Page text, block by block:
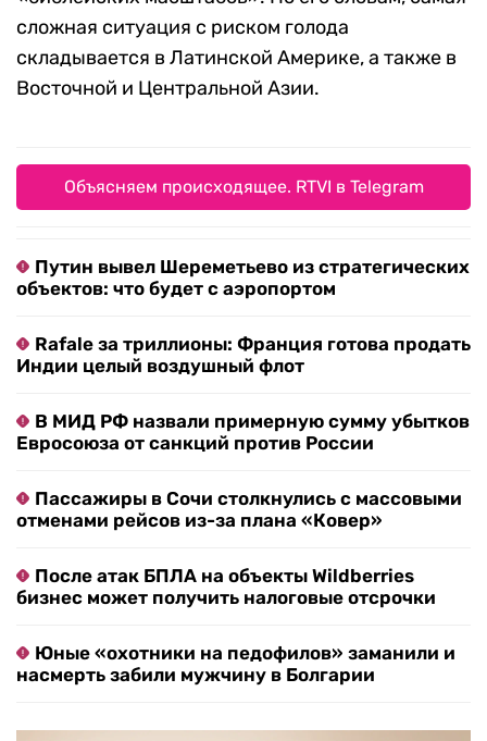
сложная ситуация с риском голода
складывается в Латинской Америке, а также в
Восточной и Центральной Азии.
Объясняем происходящее. RTVI в Telegram
Путин вывел Шереметьево из стратегических
объектов: что будет с аэропортом
Rafale за триллионы: Франция готова продать
Индии целый воздушный флот
В МИД РФ назвали примерную сумму убытков
Евросоюза от санкций против России
Пассажиры в Сочи столкнулись с массовыми
отменами рейсов из-за плана «Ковер»
После атак БПЛА на объекты Wildberries
бизнес может получить налоговые отсрочки
Юные «охотники на педофилов» заманили и
насмерть забили мужчину в Болгарии